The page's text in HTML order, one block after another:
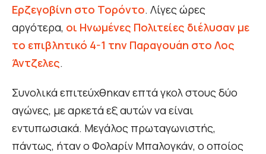
Ερζεγοβίνη στο Τορόντο. Λίγες ώρες
αργότερα, οι Ηνωμένες Πολιτείες διέλυσαν με
το επιβλητικό 4-1 την Παραγουάη στο Λος
Άντζελες.
Συνολικά επιτεύχθηκαν επτά γκολ στους δύο
αγώνες, με αρκετά εξ αυτών να είναι
εντυπωσιακά. Μεγάλος πρωταγωνιστής,
πάντως, ήταν ο Φολαρίν Μπαλογκάν, ο οποίος